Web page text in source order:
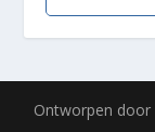
Ontworpen door